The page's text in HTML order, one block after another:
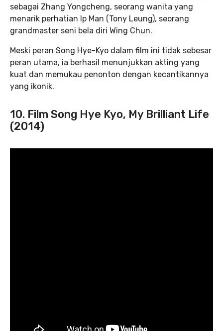
sebagai Zhang Yongcheng, seorang wanita yang
menarik perhatian Ip Man (Tony Leung), seorang
grandmaster seni bela diri Wing Chun.
Meski peran Song Hye-Kyo dalam film ini tidak sebesar
peran utama, ia berhasil menunjukkan akting yang
kuat dan memukau penonton dengan kecantikannya
yang ikonik.
10. Film Song Hye Kyo, My Brilliant Life
(2014)